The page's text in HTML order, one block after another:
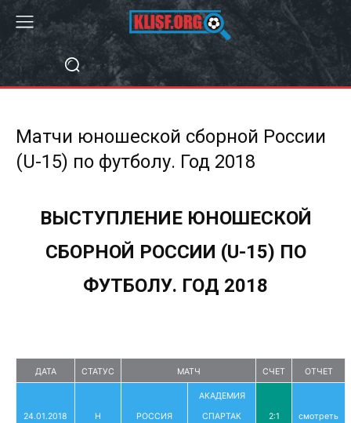
Матчи юношеской сборной России
(U-15) по футболу. Год 2018
ВЫСТУПЛЕНИЕ ЮНОШЕСКОЙ
СБОРНОЙ РОССИИ (U-15) ПО
ФУТБОЛУ. ГОД 2018
ДАТА СТАТУС МАТЧ СЧЕТ ОТЧЕТ
24.01.2018 Н РОССИЯ
АКАДЕМИЯ
СПАРТАК
2:1 смотреть